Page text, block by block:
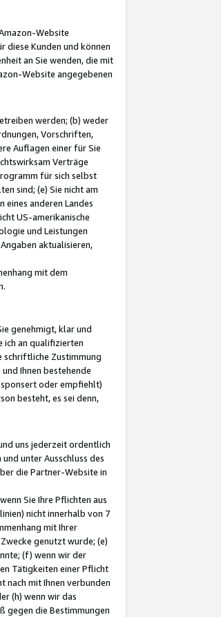
Website
diese Kunden und können
an Sie wenden, die mit
Website angegebenen
werden; (b) weder
Vorschriften,
Auflagen einer für Sie
Verträge
für sich selbst
sind; (e) Sie nicht am
anderen Landes
US-amerikanische
und Leistungen
aktualisieren,
mit dem
genehmigt, klar und
ich an qualifizierten
schriftliche Zustimmung
Ihnen bestehende
oder empfiehlt)
besteht, es sei denn,
uns jederzeit ordentlich
unter Ausschluss des
die Partner-Website in
Sie Ihre Pflichten aus
nicht innerhalb von 7
mit Ihrer
genutzt wurde; (e)
(f) wenn wir der
Tätigkeiten einer Pflicht
nach mit Ihnen verbunden
(h) wenn wir das
gegen die Bestimmungen